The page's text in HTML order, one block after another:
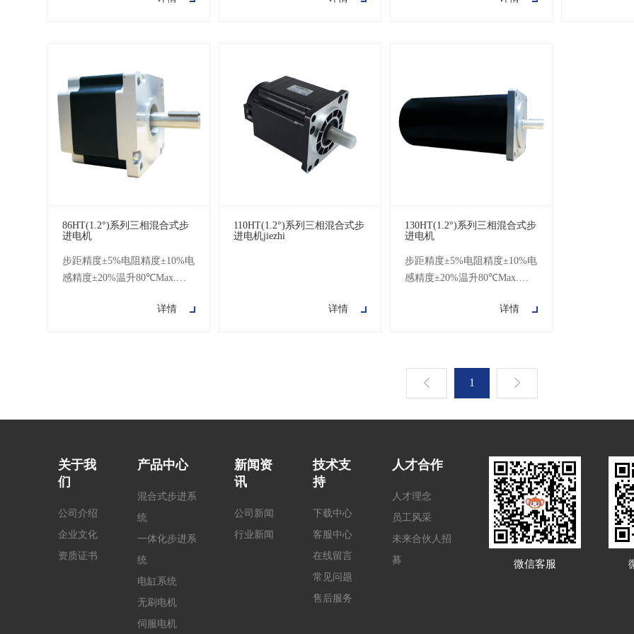
86HT(1.2°)系列三相混合式步
进电机
步距精度±5%电阻精度±10%电
感精度±20%温升80℃Max.环
100MΩMin.500V DC耐压500
详情
110HT(1.2°)系列三相混合式步
进电机jiezhi
详情
130HT(1.2°)系列三相混合式步
进电机
步距精度±5%电阻精度±10%电
感精度±20%温升80℃Max.环
100MΩMin.500V DC耐压500
详情
1
关于我
们
公司介绍
企业文化
资质证书
产品中心
混合式步进系
统
一体化步进系
统
电缸系统
无刷电机
伺服电机
新闻资
讯
公司新闻
行业新闻
技术支
持
下载中心
客服中心
在线留言
常见问题
售后服务
人才合作
人才理念
员工风采
未来合伙人招
募
微信客服